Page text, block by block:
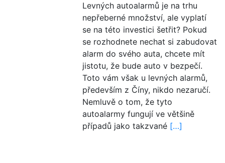
Levných autoalarmů je na trhu
nepřeberné množství, ale vyplatí
se na této investici šetřit? Pokud
se rozhodnete nechat si zabudovat
alarm do svého auta, chcete mít
jistotu, že bude auto v bezpečí.
Toto vám však u levných alarmů,
především z Číny, nikdo nezaručí.
Nemluvě o tom, že tyto
autoalarmy fungují ve většině
případů jako takzvané […]